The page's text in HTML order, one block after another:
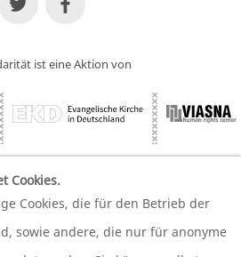
ist eine Aktion von
Cookies.
Cookies, die für den Betrieb der
sowie andere, die nur für anonyme